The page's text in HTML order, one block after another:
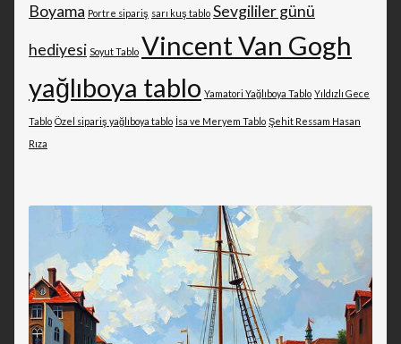
Boyama Portre sipariş sarı kuş tablo Sevgililer günü
hediyesi Soyut Tablo Vincent Van Gogh
yağlıboya tablo Yamatori Yağlıboya Tablo Yıldızlı Gece
Tablo Özel sipariş yağlıboya tablo İsa ve Meryem Tablo Şehit Ressam Hasan
Rıza